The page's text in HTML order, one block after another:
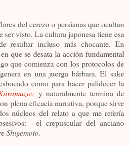
del cerezo o persianas que ocultan
ser visto. La cultura japonesa tiene esa
resultar incluso más chocante. En
que se desata la acción fundamental
que comienza con los protocolos de
en una juerga bárbara. El sake
como para hacer palidecer la
y naturalmente termina de
plena eficacia narrativa, porque sirve
núcleos del relato a que me refería
el crepuscular del anciano
Shigemoto.